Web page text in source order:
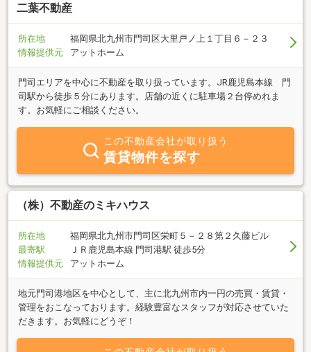
二葉不動産
所在地
福岡県北九州市門司区大里戸ノ上１丁目６－２３
情報提供元
アットホーム
門司エリアを中心に不動産を取り扱っています。JR鹿児島本線 門
司駅から徒歩５分にあります。店舗の近くに駐車場２台停めれま
す。お気軽にご相談ください。
この不動産会社が取り扱う
賃貸物件を探す
（株）不動産のミキハウス
所在地
福岡県北九州市門司区栄町５－２８第２久藤ビル
最寄駅
ＪＲ鹿児島本線 門司港駅 徒歩5分
情報提供元
アットホーム
地元門司港地区を中心として、主に北九州市内一円の売買・賃貸・
管理をおこなっております。経験豊富なスタッフが対応させていた
だきます。お気軽にどうぞ！